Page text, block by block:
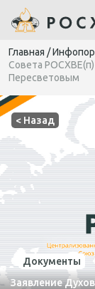
Главная /
Совета РОСХВЕ(п)
Пересветовым
< Назад
Документы
Заявление